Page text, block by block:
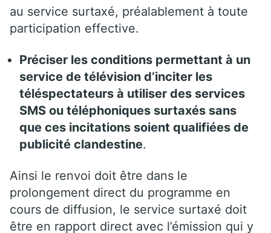
au service surtaxé, préalablement à toute
participation effective.
Préciser les conditions permettant à un
service de télévision d’inciter les
téléspectateurs à utiliser des services
SMS ou téléphoniques surtaxés sans
que ces incitations soient qualifiées de
publicité clandestine.
Ainsi le renvoi doit être dans le
prolongement direct du programme en
cours de diffusion, le service surtaxé doit
être en rapport direct avec l’émission qui y